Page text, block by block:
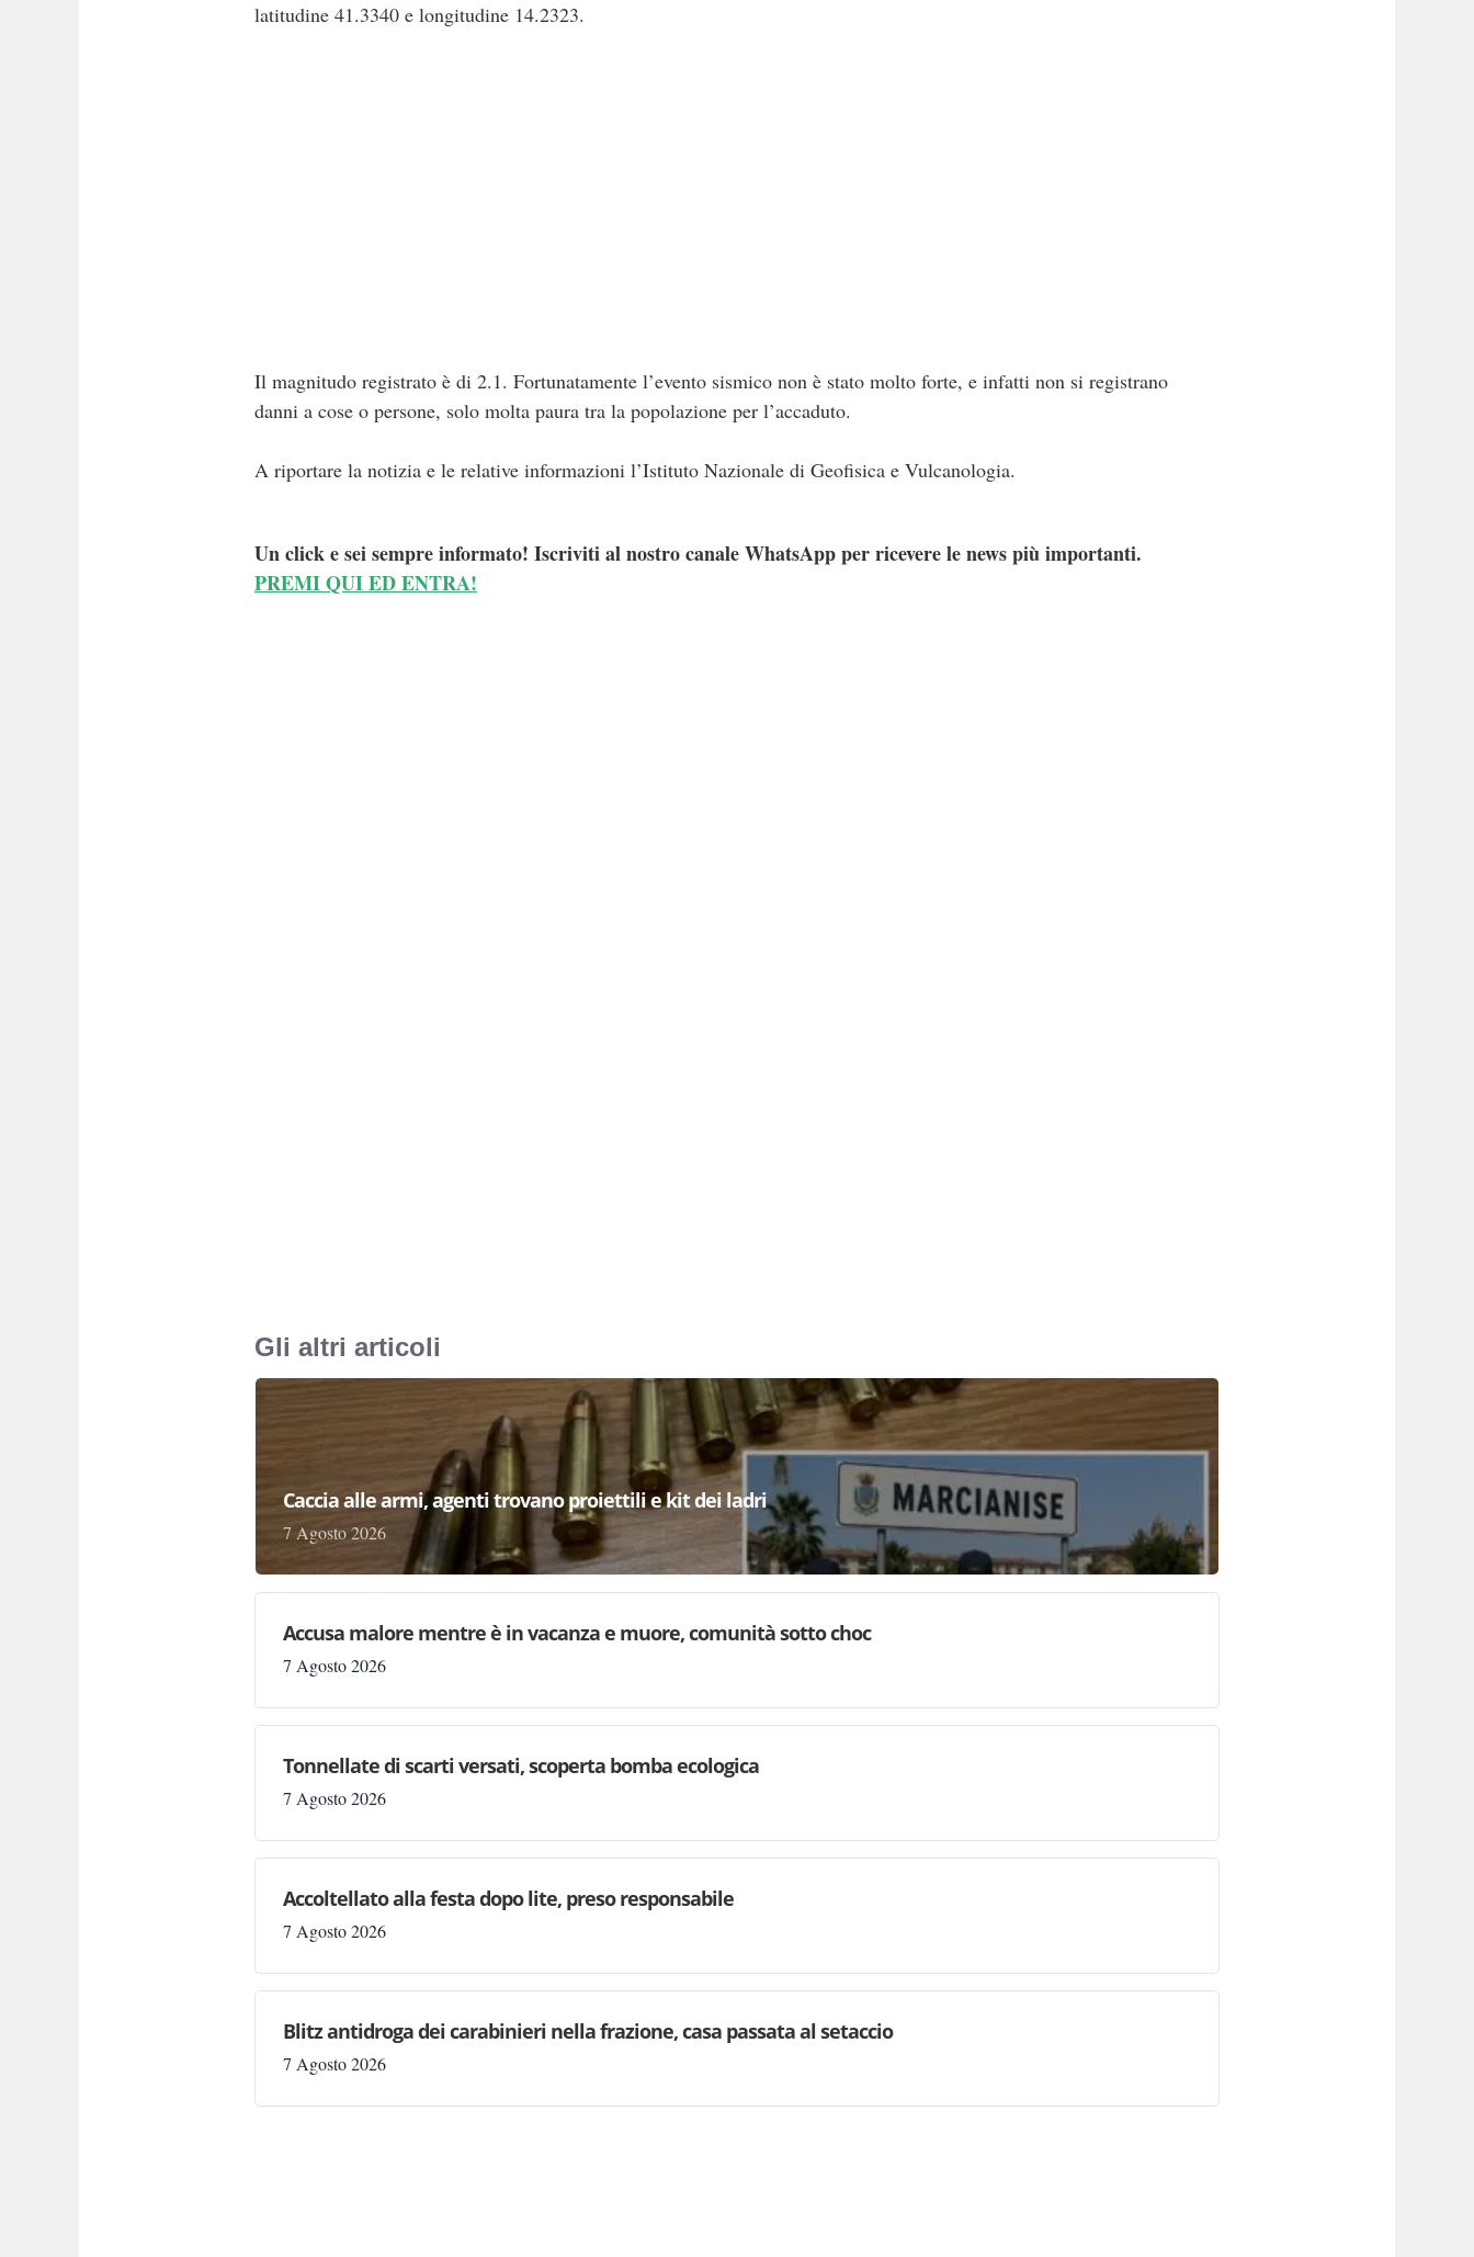
latitudine 41.3340 e longitudine 14.2323.
Il magnitudo registrato è di 2.1. Fortunatamente l’evento sismico non è stato molto forte, e infatti non si registrano
danni a cose o persone, solo molta paura tra la popolazione per l’accaduto.
A riportare la notizia e le relative informazioni l’Istituto Nazionale di Geofisica e Vulcanologia.
Un click e sei sempre informato! Iscriviti al nostro canale WhatsApp per ricevere le news più importanti.
PREMI QUI ED ENTRA!
Gli altri articoli
Caccia alle armi, agenti trovano proiettili e kit dei ladri
7 Agosto 2026
Accusa malore mentre è in vacanza e muore, comunità sotto choc
7 Agosto 2026
Tonnellate di scarti versati, scoperta bomba ecologica
7 Agosto 2026
Accoltellato alla festa dopo lite, preso responsabile
7 Agosto 2026
Blitz antidroga dei carabinieri nella frazione, casa passata al setaccio
7 Agosto 2026